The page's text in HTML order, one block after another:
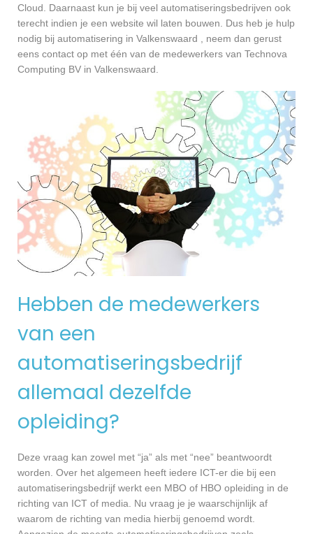
Cloud. Daarnaast kun je bij veel automatiseringsbedrijven ook
terecht indien je een website wil laten bouwen. Dus heb je hulp
nodig bij automatisering in Valkenswaard , neem dan gerust
eens contact op met één van de medewerkers van Technova
Computing BV in Valkenswaard.
Hebben de medewerkers
van een
automatiseringsbedrijf
allemaal dezelfde
opleiding?
Deze vraag kan zowel met “ja” als met “nee” beantwoordt
worden. Over het algemeen heeft iedere ICT-er die bij een
automatiseringsbedrijf werkt een MBO of HBO opleiding in de
richting van ICT of media. Nu vraag je je waarschijnlijk af
waarom de richting van media hierbij genoemd wordt.